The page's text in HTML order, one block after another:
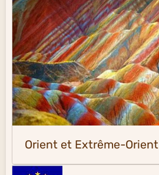
Orient et Extrême-Orient